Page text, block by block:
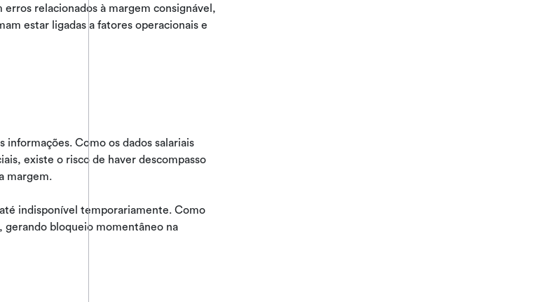
relacionados à margem consignável,
estar ligadas a fatores operacionais e
informações. Como os dados salariais
existe o risco de haver descompasso
margem.
indisponível temporariamente. Como
gerando bloqueio momentâneo na